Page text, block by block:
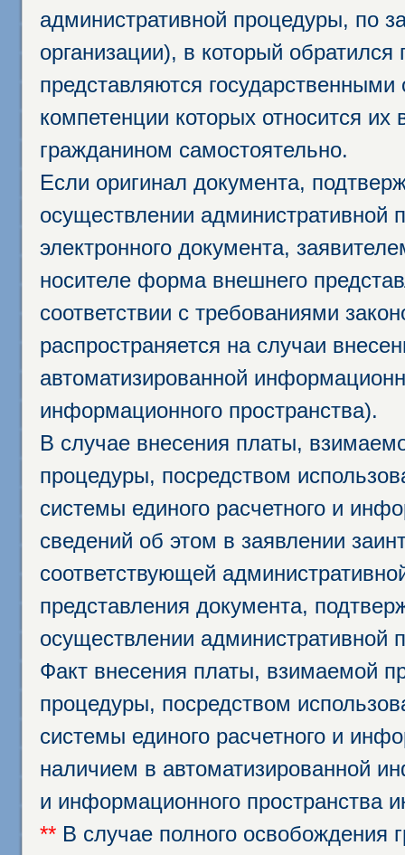
административной процедуры, по
организации), в который
представляются
компетенции которых относится
гражданином самостоятельно.
Если оригинал документа,
осуществлении административной
электронного документа,
носителе форма внешнего
соответствии с требованиями
распространяется на случаи
автоматизированной
информационного пространства).
В случае внесения платы,
процедуры, посредством
системы единого расчетного и
сведений об этом в заявлении
соответствующей
представления документа,
осуществлении административной
Факт внесения платы, взимаемой
процедуры, посредством
системы единого расчетного и
наличием в автоматизированной
и информационного пространства
** В случае полного освобождения